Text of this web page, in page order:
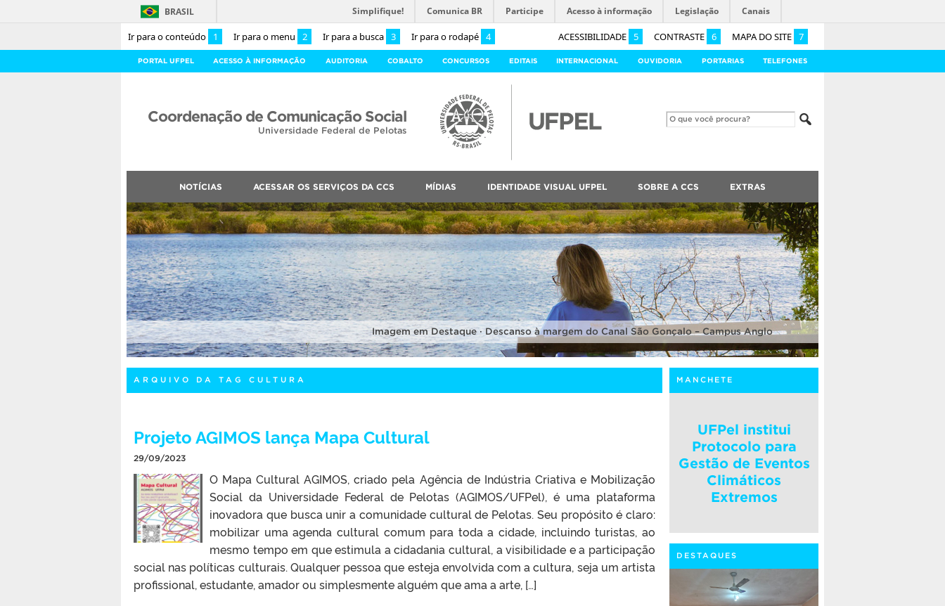
Ir para o conteúdo 1 Ir para o menu 2 Ir para a busca 3 Ir para o rodapé 4 ACESSIBILIDADE 5 CONTRASTE 6 MAPA DO SITE 7
BRASIL Simplifique! Comunica BR Participe Acesso à informação Legislação Canais
PORTAL UFPEL ACESSO À INFORMAÇÃO AUDITORIA COBALTO CONCURSOS EDITAIS INTERNACIONAL OUVIDORIA PORTARIAS TELEFONES
Coordenação de Comunicação Social
Universidade Federal de Pelotas
NOTÍCIAS ACESSAR OS SERVIÇOS DA CCS MÍDIAS IDENTIDADE VISUAL UFPEL SOBRE A CCS EXTRAS
Imagem em Destaque · Descanso à margem do Canal São Gonçalo – Campus Anglo
ARQUIVO DA TAG CULTURA
Projeto AGIMOS lança Mapa Cultural
29/09/2023
O Mapa Cultural AGIMOS, criado pela Agência de Indústria Criativa e Mobilização
Social da Universidade Federal de Pelotas (AGIMOS/UFPel), é uma plataforma
inovadora que busca unir a comunidade cultural de Pelotas. Seu propósito é claro:
mobilizar uma agenda cultural comum para toda a cidade, incluindo turistas, ao
mesmo tempo em que estimula a cidadania cultural, a visibilidade e a participação
social nas políticas culturais. Qualquer pessoa que esteja envolvida com a cultura, seja um artista
profissional, estudante, amador ou simplesmente alguém que ama a arte, […]
MANCHETE
UFPel institui
Protocolo para
Gestão de Eventos
Climáticos
Extremos
DESTAQUES